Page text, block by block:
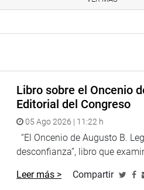
algún tipo de retraso en la
Libro sobre el Oncenio
Editorial del Congreso
05 Ago 2026 | 11:22 h
“El Oncenio de Augusto B.
desconfianza”, libro que
Leer más > Compartir